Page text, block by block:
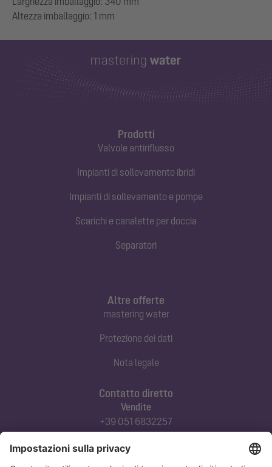
Prodotti
Valvole antiriflusso
Impianti di sollevamento ibridi
Impianti di sollevamento e pompe
Scarichi e canalette per doccia
Separatori
Contatto diretto
Vendite
+39 051 6832257
Altre offerte
mastering water
Protezione dei dati
Nota legale